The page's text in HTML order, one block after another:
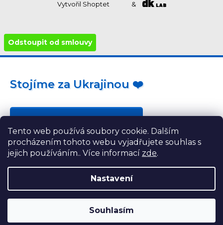
Tento web používá soubory cookie. Dalším
procházením tohoto webu vyjadřujete souhlas s
jejich používáním.. Více informací zde.
Nastavení
Souhlasím
Vytvořil Shoptet &
Odstoupit od smlouvy
Stojíme za Ukrajinou ❤️